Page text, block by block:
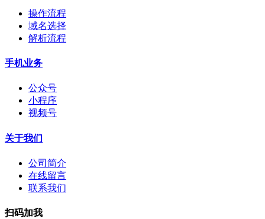
操作流程
域名选择
解析流程
手机业务
公众号
小程序
视频号
关于我们
公司简介
在线留言
联系我们
扫码加我